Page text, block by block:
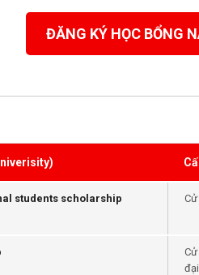
ĐĂNG KÝ HỌC BỔNG
students scholarship